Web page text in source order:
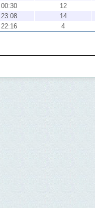
00:30
12
23:08
14
22:16 4